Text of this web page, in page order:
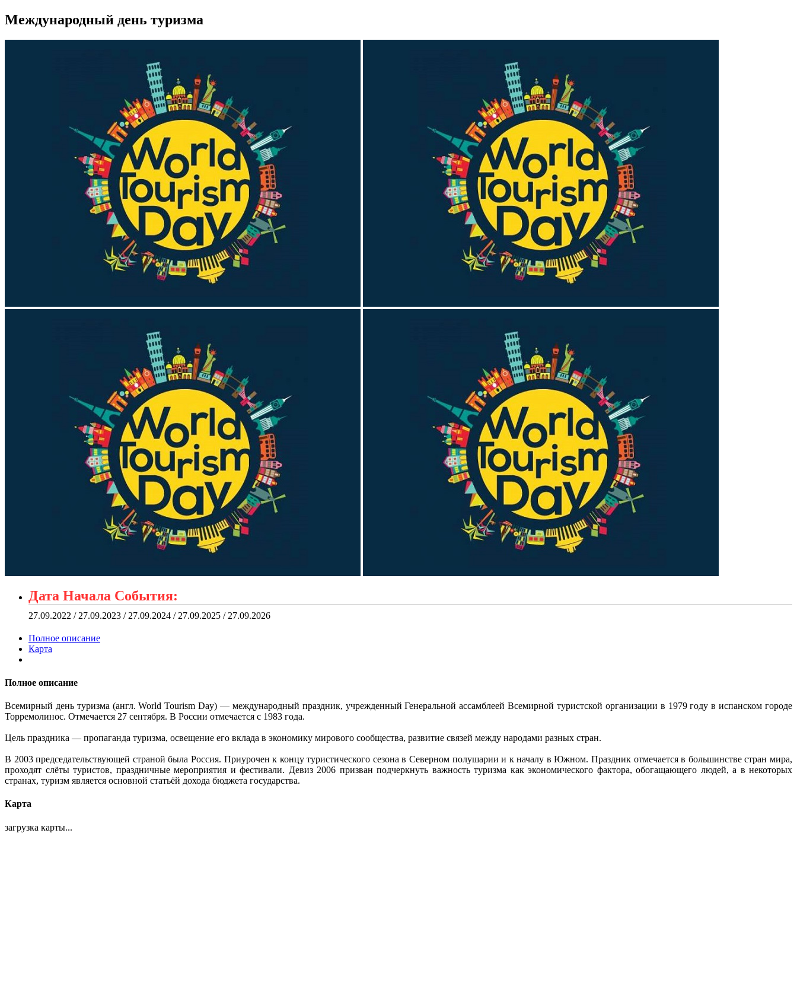
Международный день туризма
Дата Начала События:
27.09.2022 / 27.09.2023 / 27.09.2024 / 27.09.2025 / 27.09.2026
Полное описание
Карта
Полное описание
Всемирный день туризма (англ. World Tourism Day) — международный праздник, учрежденный Генеральной ассамблеей Всемирной туристской организации в 1979 году в испанском городе
Торремолинос. Отмечается 27 сентября. В России отмечается с 1983 года.
Цель праздника — пропаганда туризма, освещение его вклада в экономику мирового сообщества, развитие связей между народами разных стран.
В 2003 председательствующей страной была Россия. Приурочен к концу туристического сезона в Северном полушарии и к началу в Южном. Праздник отмечается в большинстве стран мира,
проходят слёты туристов, праздничные мероприятия и фестивали. Девиз 2006 призван подчеркнуть важность туризма как экономического фактора, обогащающего людей, а в некоторых
странах, туризм является основной статьёй дохода бюджета государства.
Карта
загрузка карты...